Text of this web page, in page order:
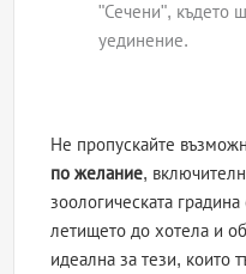
"Сечени", където
уединение.
Не пропускайте
по желание,
зоологическата
летището до хотела и
идеална за тези, които